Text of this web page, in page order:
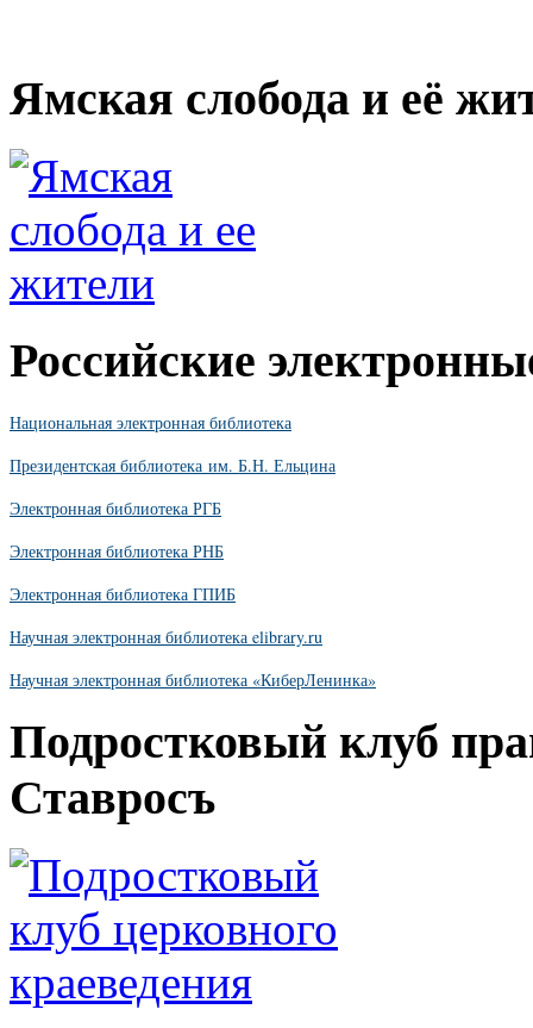
Ямская слобода и её
Российские
Национальная электронная библиотека
Президентская библиотека им. Б.Н. Ельцина
Электронная библиотека РГБ
Электронная библиотека РНБ
Электронная библиотека ГПИБ
Научная электронная библиотека elibrary.ru
Научная электронная библиотека «КиберЛенинка»
Подростковый клуб
Ставросъ